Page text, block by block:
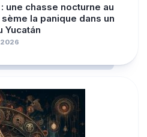
une chasse nocturne au
la panique dans un
Yucatán
2026